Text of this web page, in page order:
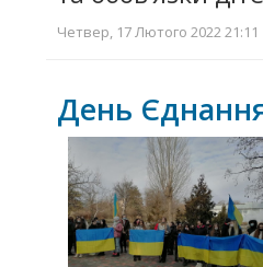
Четвер, 17 Лютого 2022
День